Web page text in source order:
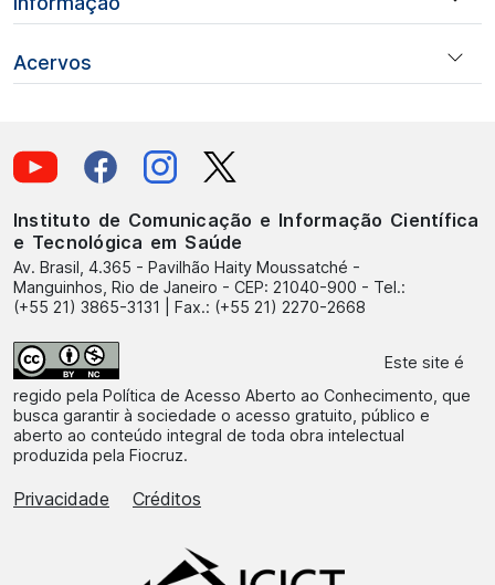
Acervos
Instituto de Comunicação e Informação Científica
e Tecnológica em Saúde
Av. Brasil, 4.365 - Pavilhão Haity Moussatché -
Manguinhos, Rio de Janeiro - CEP: 21040-900 - Tel.:
(+55 21) 3865-3131 | Fax.: (+55 21) 2270-2668
Este site é
regido pela Política de Acesso Aberto ao Conhecimento , que
busca garantir à sociedade o acesso gratuito, público e
aberto ao conteúdo integral de toda obra intelectual
produzida pela Fiocruz.
Privacidade Créditos